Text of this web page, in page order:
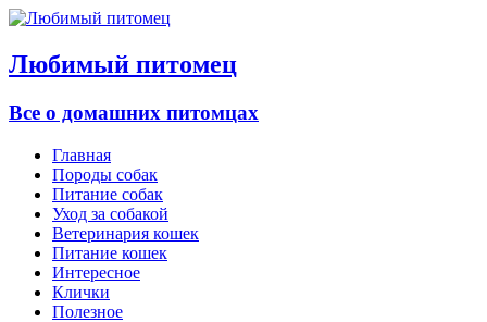
Любимый питомец
Все о домашних питомцах
Главная
Породы собак
Питание собак
Уход за собакой
Ветеринария кошек
Питание кошек
Интересное
Клички
Полезное